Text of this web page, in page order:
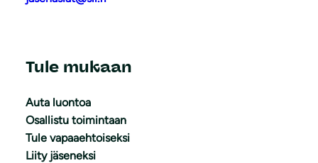
Tule mukaan
Auta luontoa
Osallistu toimintaan
Tule vapaaehtoiseksi
Liity jäseneksi